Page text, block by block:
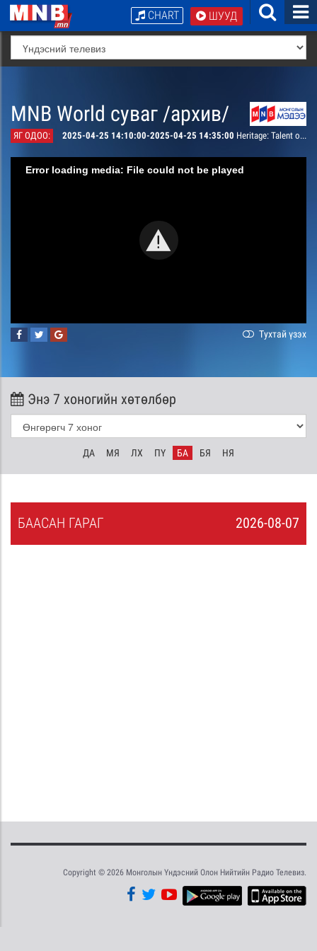
ШУУД
CHART
MNB World суваг /архив/
ЯГ ОДОО: 2025-04-25 14:10:00-2025-04-25 14:35:00 Heritage: Talent of Possessing Swiftness
Error loading media: File could not be played
Тухтай үзэх
Энэ 7 хоногийн хөтөлбөр
ДА МЯ ЛХ ПҮ БА БЯ НЯ
2026-08-07
БААСАН ГАРАГ
Copyright © 2026 Монголын Үндэсний Олон Нийтийн Радио Телевиз.